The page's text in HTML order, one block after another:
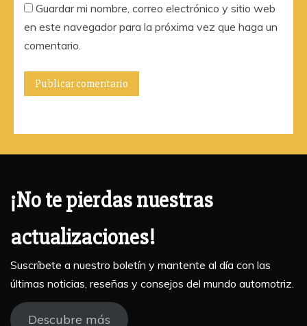
Guardar mi nombre, correo electrónico y sitio web
en este navegador para la próxima vez que haga un
comentario.
¡No te pierdas nuestras
actualizaciones!
Suscríbete a nuestro boletín y mantente al día con las
últimas noticias, reseñas y consejos del mundo automotriz.
Descubre más